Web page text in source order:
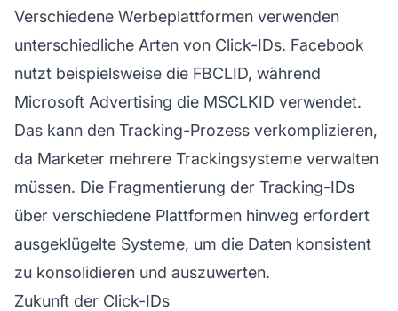
Verschiedene Werbeplattformen verwenden
unterschiedliche Arten von Click-IDs. Facebook
nutzt beispielsweise die FBCLID, während
Microsoft Advertising die MSCLKID verwendet.
Das kann den Tracking-Prozess verkomplizieren,
da Marketer mehrere Trackingsysteme verwalten
müssen. Die Fragmentierung der Tracking-IDs
über verschiedene Plattformen hinweg erfordert
ausgeklügelte Systeme, um die Daten konsistent
zu konsolidieren und auszuwerten.
Zukunft der Click-IDs